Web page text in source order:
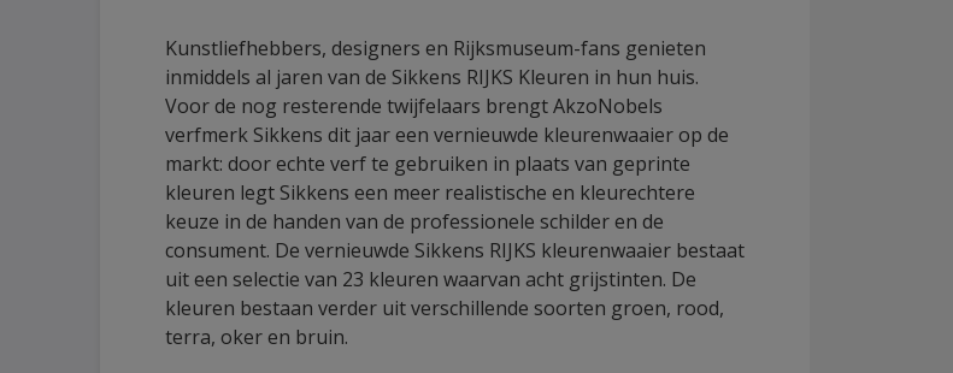
Kunstliefhebbers, designers en Rijksmuseum-fans genieten
inmiddels al jaren van de Sikkens RIJKS Kleuren in hun huis.
Voor de nog resterende twijfelaars brengt AkzoNobels
verfmerk Sikkens dit jaar een vernieuwde kleurenwaaier op de
markt: door echte verf te gebruiken in plaats van geprinte
kleuren legt Sikkens een meer realistische en kleurechtere
keuze in de handen van de professionele schilder en de
consument. De vernieuwde Sikkens RIJKS kleurenwaaier bestaat
uit een selectie van 23 kleuren waarvan acht grijstinten. De
kleuren bestaan verder uit verschillende soorten groen, rood,
terra, oker en bruin.